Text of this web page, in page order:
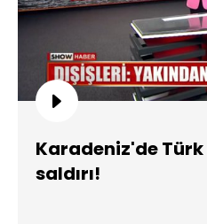
Karadeniz'de
saldırı!